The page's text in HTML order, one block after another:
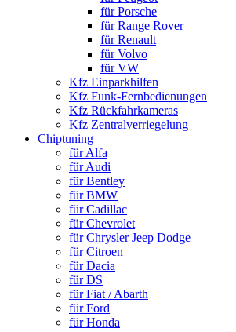
für Porsche
für Range Rover
für Renault
für Volvo
für VW
Kfz Einparkhilfen
Kfz Funk-Fernbedienungen
Kfz Rückfahrkameras
Kfz Zentralverriegelung
Chiptuning
für Alfa
für Audi
für Bentley
für BMW
für Cadillac
für Chevrolet
für Chrysler Jeep Dodge
für Citroen
für Dacia
für DS
für Fiat / Abarth
für Ford
für Honda